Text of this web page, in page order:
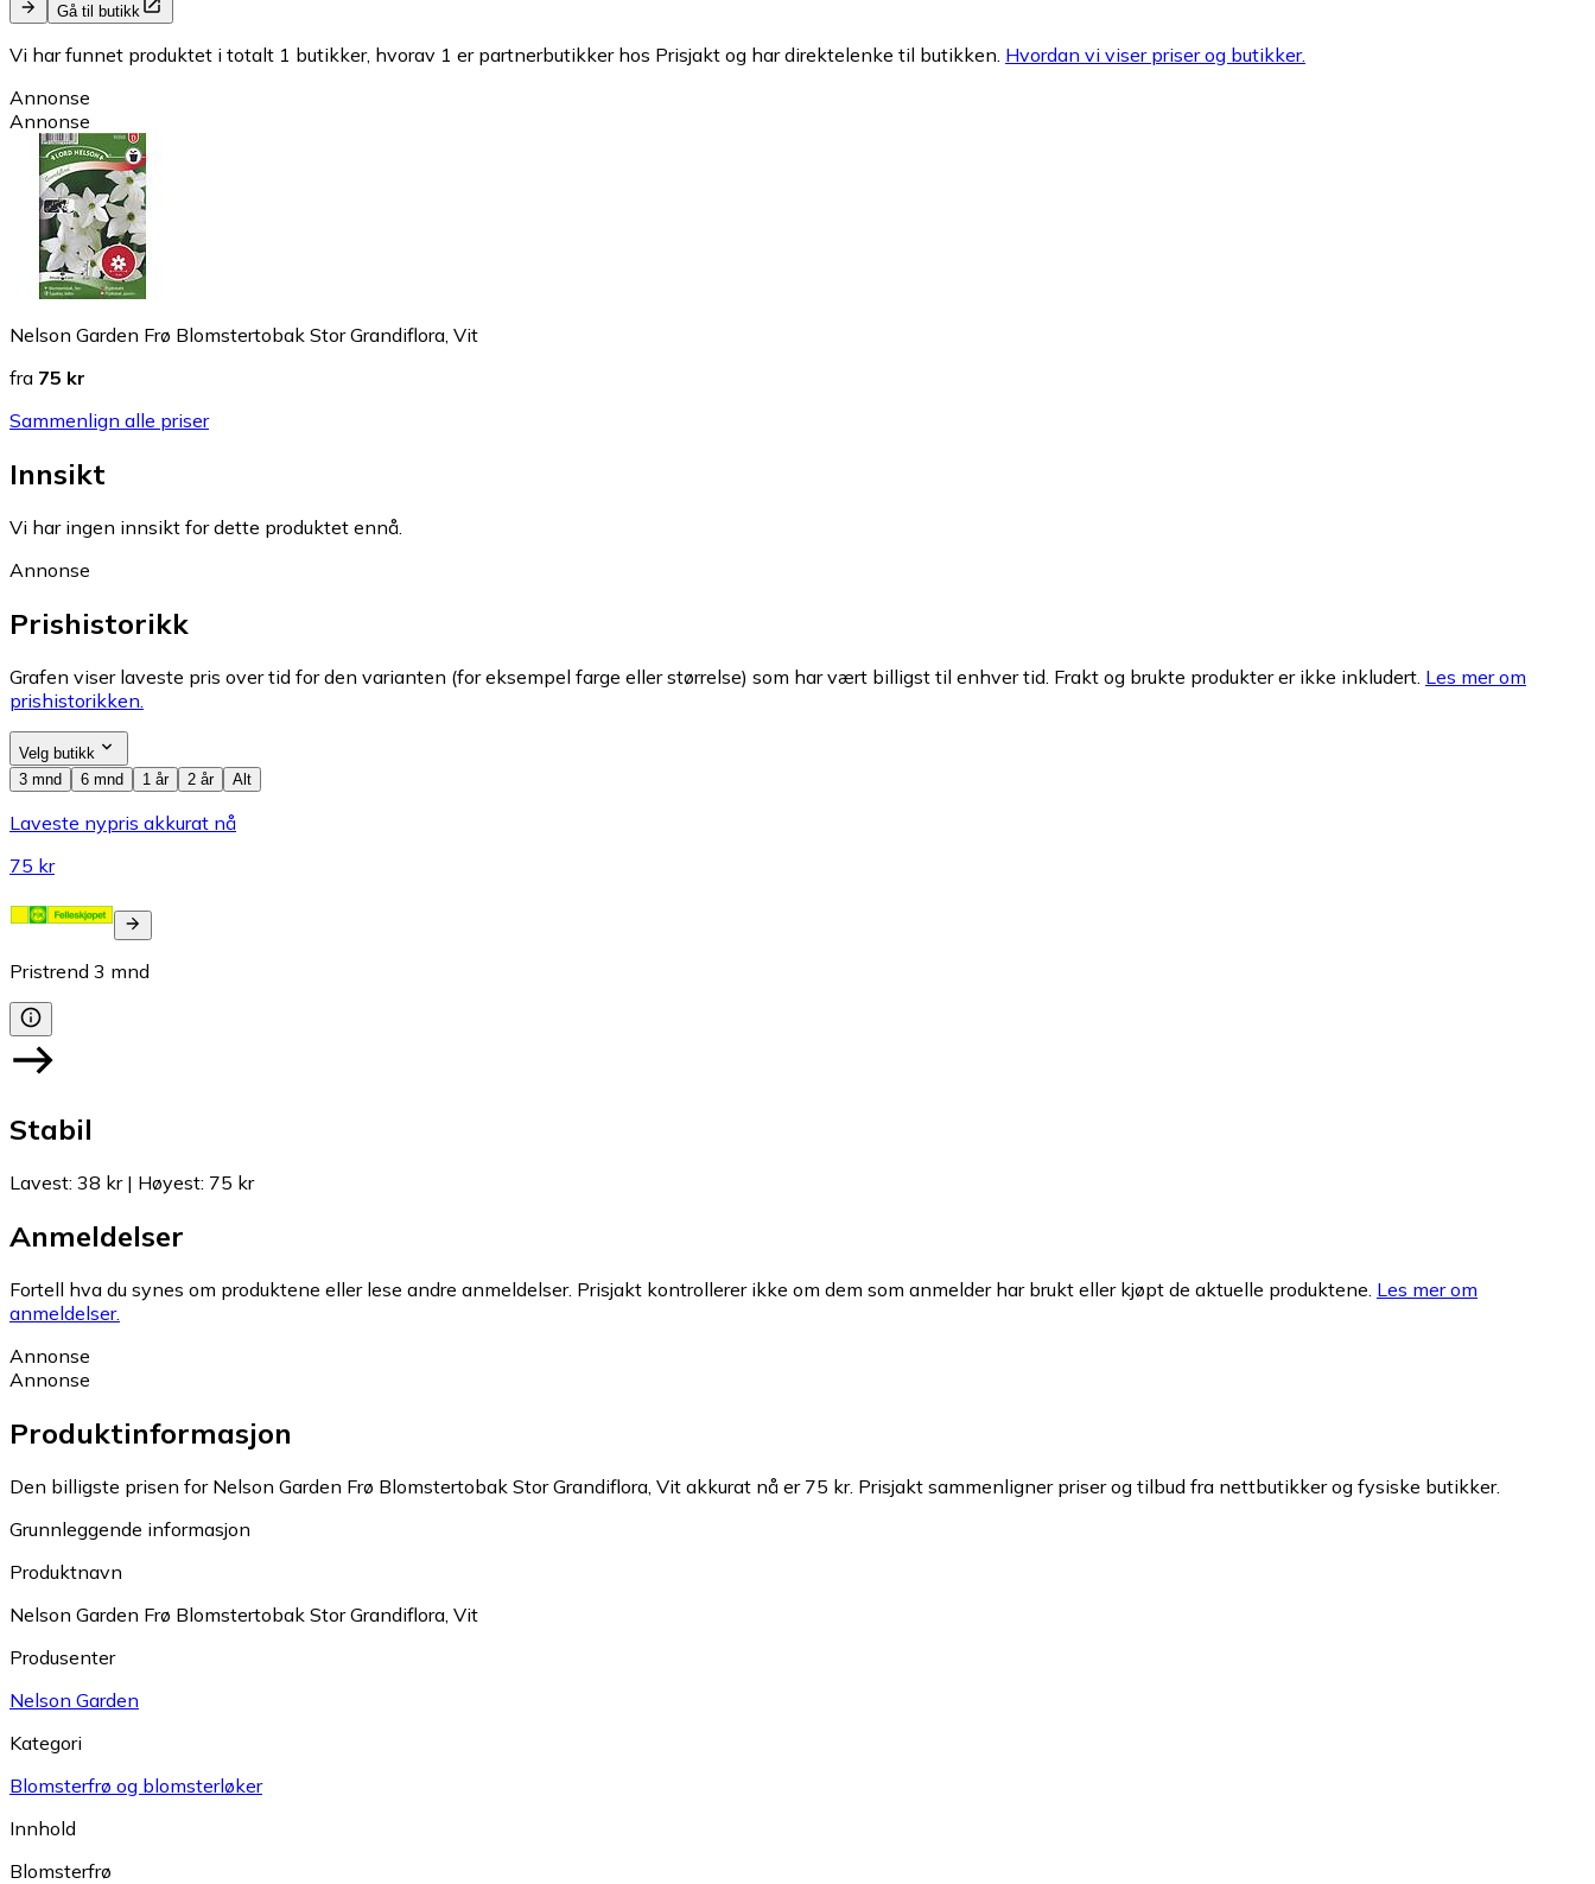
Gå til butikk
Vi har funnet produktet i totalt 1 butikker, hvorav 1 er partnerbutikker hos Prisjakt og har direktelenke til butikken. Hvordan vi viser priser og butikker.
Annonse
Annonse
Nelson Garden Frø Blomstertobak Stor Grandiflora, Vit
fra 75 kr
Sammenlign alle priser
Innsikt
Vi har ingen innsikt for dette produktet ennå.
Annonse
Prishistorikk
Grafen viser laveste pris over tid for den varianten (for eksempel farge eller størrelse) som har vært billigst til enhver tid. Frakt og brukte produkter er ikke inkludert. Les mer om
prishistorikken.
Velg butikk
3 mnd
6 mnd 1 år 2 år Alt
Laveste nypris akkurat nå
75 kr
Pristrend 3 mnd
Stabil
Lavest: 38 kr| Høyest: 75 kr
Anmeldelser
Fortell hva du synes om produktene eller lese andre anmeldelser. Prisjakt kontrollerer ikke om dem som anmelder har brukt eller kjøpt de aktuelle produktene. Les mer om
anmeldelser.
Annonse
Annonse
Produktinformasjon
Den billigste prisen for Nelson Garden Frø Blomstertobak Stor Grandiflora, Vit akkurat nå er 75 kr. Prisjakt sammenligner priser og tilbud fra nettbutikker og fysiske butikker.
Grunnleggende informasjon
Produktnavn
Nelson Garden Frø Blomstertobak Stor Grandiflora, Vit
Produsenter
Nelson Garden
Kategori
Blomsterfrø og blomsterløker
Innhold
Blomsterfrø